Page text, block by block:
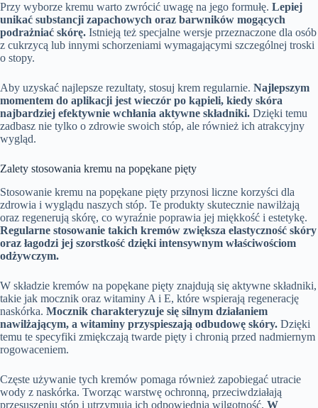
Przy wyborze kremu warto zwrócić uwagę na jego formułę. Lepiej
unikać substancji zapachowych oraz barwników mogących
podrażniać skórę. Istnieją też specjalne wersje przeznaczone dla osób
z cukrzycą lub innymi schorzeniami wymagającymi szczególnej troski
o stopy.
Aby uzyskać najlepsze rezultaty, stosuj krem regularnie. Najlepszym
momentem do aplikacji jest wieczór po kąpieli, kiedy skóra
najbardziej efektywnie wchłania aktywne składniki. Dzięki temu
zadbasz nie tylko o zdrowie swoich stóp, ale również ich atrakcyjny
wygląd.
Zalety stosowania kremu na popękane pięty
Stosowanie kremu na popękane pięty przynosi liczne korzyści dla
zdrowia i wyglądu naszych stóp. Te produkty skutecznie nawilżają
oraz regenerują skórę, co wyraźnie poprawia jej miękkość i estetykę.
Regularne stosowanie takich kremów zwiększa elastyczność skóry
oraz łagodzi jej szorstkość dzięki intensywnym właściwościom
odżywczym.
W składzie kremów na popękane pięty znajdują się aktywne składniki,
takie jak mocznik oraz witaminy A i E, które wspierają regenerację
naskórka. Mocznik charakteryzuje się silnym działaniem
nawilżającym, a witaminy przyspieszają odbudowę skóry. Dzięki
temu te specyfiki zmiękczają twarde pięty i chronią przed nadmiernym
rogowaceniem.
Częste używanie tych kremów pomaga również zapobiegać utracie
wody z naskórka. Tworząc warstwę ochronną, przeciwdziałają
przesuszeniu stóp i utrzymują ich odpowiednią wilgotność. W